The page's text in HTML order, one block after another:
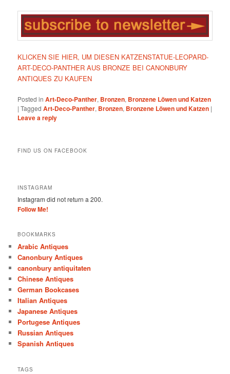
KLICKEN SIE HIER, UM DIESEN KATZENSTATUE-LEOPARD-
ART-DECO-PANTHER AUS BRONZE BEI CANONBURY
ANTIQUES ZU KAUFEN
Posted in Art-Deco-Panther, Bronzen, Bronzene Löwen und Katzen
|Tagged Art-Deco-Panther, Bronzen, Bronzene Löwen und Katzen |
Leave a reply
FIND US ON FACEBOOK
INSTAGRAM
Instagram did not return a 200.
Follow Me!
BOOKMARKS
Arabic Antiques
Canonbury Antiques
canonbury antiquitaten
Chinese Antiques
German Bookcases
Italian Antiques
Japanese Antiques
Portugese Antiques
Russian Antiques
Spanish Antiques
TAGS